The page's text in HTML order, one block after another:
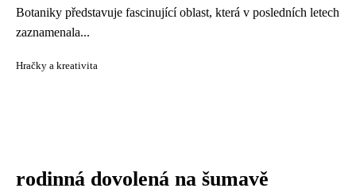
Botaniky představuje fascinující oblast, která v posledních letech
zaznamenala...
Hračky a kreativita
rodinná dovolená na šumavě